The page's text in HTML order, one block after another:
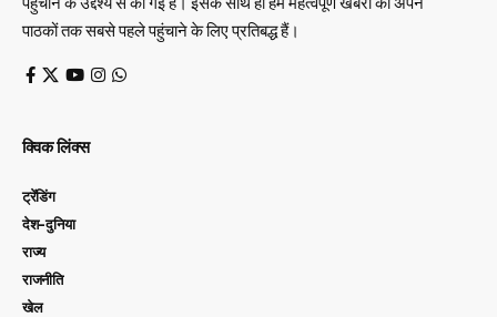
पाठकों तक सबसे पहले पहुंचाने के लिए प्रतिबद्ध हैं।
क्विक लिंक्स
ट्रेंडिंग
देश-दुनिया
राज्य
राजनीति
खेल